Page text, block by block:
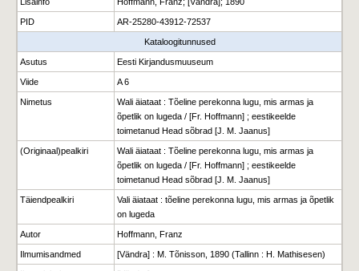
PID AR-25280-43912-72537
Kataloogitunnused
Asutus Eesti Kirjandusmuuseum
Viide A 6
Nimetus
Wali äiataat : Tõeline perekonna lugu, mis armas ja
õpetlik on lugeda / [Fr. Hoffmann] ; eestikeelde
toimetanud Head sõbrad [J. M. Jaanus]
(Originaal)pealkiri
Wali äiataat : Tõeline perekonna lugu, mis armas ja
õpetlik on lugeda / [Fr. Hoffmann] ; eestikeelde
toimetanud Head sõbrad [J. M. Jaanus]
Täiendpealkiri
Vali äiataat : tõeline perekonna lugu, mis armas ja õpetlik
on lugeda
Autor Hoffmann, Franz
Ilmumisandmed [Vändra] : M. Tõnisson, 1890 (Tallinn : H. Mathisesen)